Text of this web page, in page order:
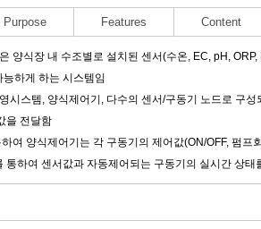
Purpose Features Content
양식장 내 수조별로 설치된 센서(수온, EC, pH,
하게 하는 시스템임
시스템, 양식제어기, 다수의 센서/구동기 노드로 구
을 전달함
여 양식제어기는 각 구동기의 제어값(ON/OFF, 펌
통하여 센서값과 자동제어되는 구동기의 실시간 상